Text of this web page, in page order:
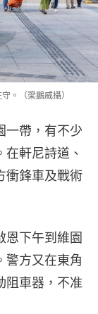
。（梁鵬威攝）
一帶，有不少
軒尼詩道、
衝鋒車及戰術
恩下午到維園
警方又在東角
阻車器，不准